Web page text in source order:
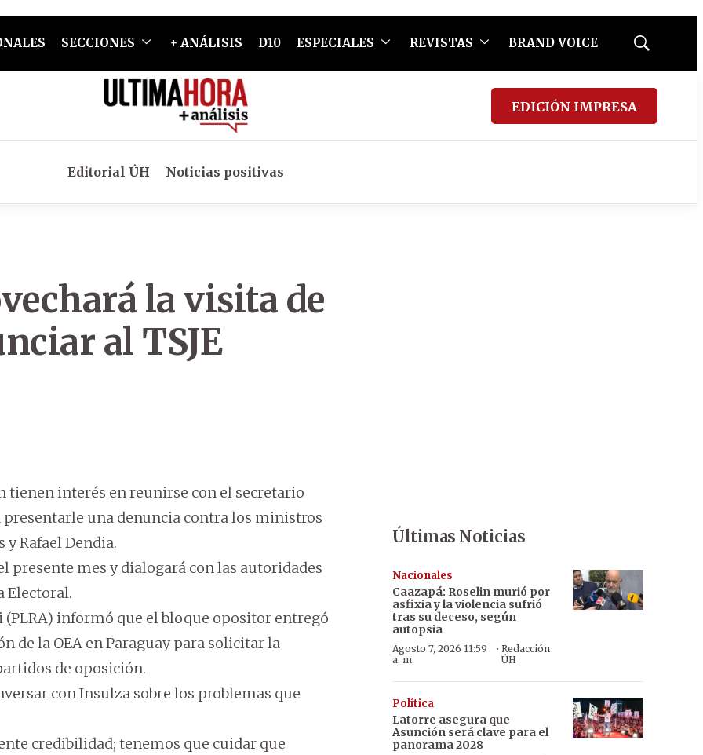
SECCIONES + ANÁLISIS D10 ESPECIALES REVISTAS BRAND VOICE
Mostrar
EDICIÓN IMPRESA
Editorial ÚH Noticias positivas
la visita de
al TSJE
tienen interés en reunirse con el secretario
presentarle una denuncia contra los ministros
y Rafael Dendia.
presente mes y dialogará con las autoridades
Electoral.
informó que el bloque opositor entregó
de la OEA en Paraguay para solicitar la
de oposición.
con Insulza sobre los problemas que
credibilidad; tenemos que cuidar que
Últimas Noticias
Nacionales
Caazapá: Roselin murió por
asfixia y la violencia sufrió
tras su deceso, según
autopsia
Agosto 7, 2026 11:59
a. m.
· Redacción
ÚH
Política
Latorre asegura que
Asunción será clave para el
panorama 2028